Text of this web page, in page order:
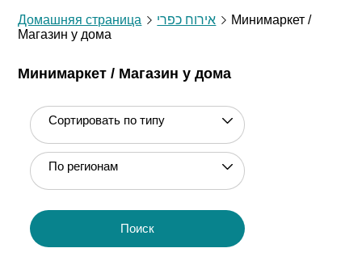
Домашняя страница אירוח כפרי
Минимаркет /
Магазин у дома
Минимаркет / Магазин у дома
Сортировать по типу
По регионам
Поиск